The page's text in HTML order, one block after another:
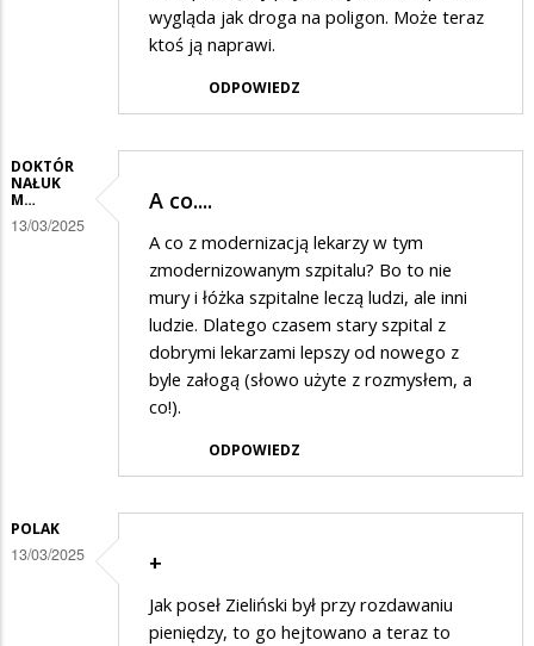
wygląda jak droga na poligon. Może teraz
ktoś ją naprawi.
ODPOWIEDZ
DOKTÓR
NAŁUK
M…
13/03/2025
A co....
A co z modernizacją lekarzy w tym
zmodernizowanym szpitalu? Bo to nie
mury i łóżka szpitalne leczą ludzi, ale inni
ludzie. Dlatego czasem stary szpital z
dobrymi lekarzami lepszy od nowego z
byle załogą (słowo użyte z rozmysłem, a
co!).
ODPOWIEDZ
POLAK
13/03/2025 +
Jak poseł Zieliński był przy rozdawaniu
pieniędzy, to go hejtowano a teraz to